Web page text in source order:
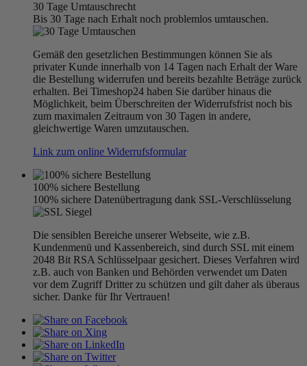
30 Tage Umtauschrecht
Bis 30 Tage nach Erhalt noch problemlos umtauschen.
Gemäß den gesetzlichen Bestimmungen können Sie als
privater Kunde innerhalb von 14 Tagen nach Erhalt der Ware
die Bestellung widerrufen und bereits bezahlte Beträge zurück
erhalten. Bei Timeshop24 haben Sie darüber hinaus die
Möglichkeit, beim Überschreiten der Widerrufsfrist noch bis
zum maximalen Zeitraum von 30 Tagen in andere,
gleichwertige Waren umzutauschen.
Link zum online Widerrufsformular
100% sichere Bestellung
100% sichere Datenübertragung dank SSL-Verschlüsselung
Die sensiblen Bereiche unserer Webseite, wie z.B.
Kundenmenü und Kassenbereich, sind durch SSL mit einem
2048 Bit RSA Schlüsselpaar gesichert. Dieses Verfahren wird
z.B. auch von Banken und Behörden verwendet um Daten
vor dem Zugriff Dritter zu schützen und gilt daher als überaus
sicher. Danke für Ihr Vertrauen!